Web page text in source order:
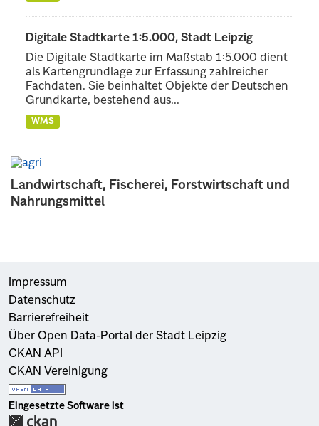
Landwirtschaft, Fischerei, Forstwirtschaft und
Nahrungsmittel
Digitale Stadtkarte 1:5.000, Stadt Leipzig
Die Digitale Stadtkarte im Maßstab 1:5.000 dient
als Kartengrundlage zur Erfassung zahlreicher
Fachdaten. Sie beinhaltet Objekte der Deutschen
Grundkarte, bestehend aus...
WMS
Impressum
Datenschutz
Barrierefreiheit
Über Open Data-Portal der Stadt Leipzig
CKAN API
CKAN Vereinigung
Eingesetzte Software ist